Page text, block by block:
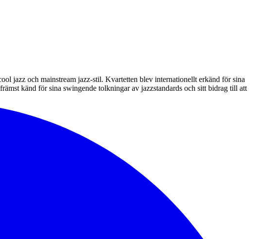
jazz och mainstream jazz-stil. Kvartetten blev internationellt erkänd för sina
känd för sina swingende tolkningar av jazzstandards och sitt bidrag till att